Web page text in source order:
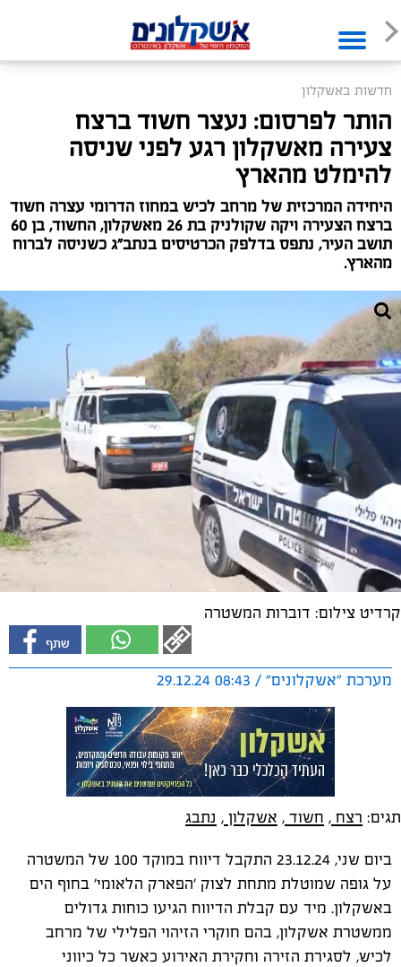
חדשות באשקלון
הותר לפרסום: נעצר חשוד ברצח
צעירה מאשקלון רגע לפני שניסה
להימלט מהארץ
היחידה המרכזית של מרחב לכיש במחוז הדרומי עצרה חשוד
ברצח הצעירה ויקה שקולניק בת 26 מאשקלון, החשוד, בן 60
תושב העיר, נתפס בדלפק הכרטיסים בנתב"ג כשניסה לברוח
מהארץ.
קרדיט צילום: דוברות המשטרה
מערכת "אשקלונים" / 08:43 29.12.24
תגים: רצח , חשוד , אשקלון , נתבג
ביום שני, 23.12.24 התקבל דיווח במוקד 100 של המשטרה
על גופה שמוטלת מתחת לצוק ׳הפארק הלאומי׳ בחוף הים
באשקלון. מיד עם קבלת הדיווח הגיעו כוחות גדולים
ממשטרת אשקלון, בהם חוקרי הזיהוי הפלילי של מרחב
לכיש, לסגירת הזירה וחקירת האירוע כאשר כל כיווני